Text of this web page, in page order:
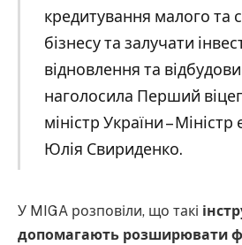
кредитування малого та
бізнесу та залучати
відновлення та відбудови
наголосила Перший
міністр України –
Юлія Свириденко.
У MIGA розповіли, що такі
допомагають розширювати